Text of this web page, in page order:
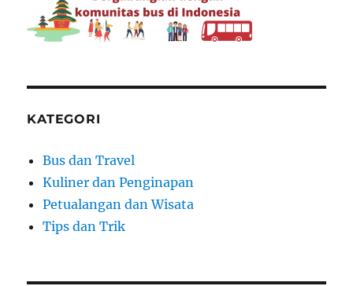
KATEGORI
Bus dan Travel
Kuliner dan Penginapan
Petualangan dan Wisata
Tips dan Trik